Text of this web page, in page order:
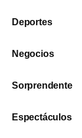
Deportes
Negocios
Sorprendente
Espectáculos